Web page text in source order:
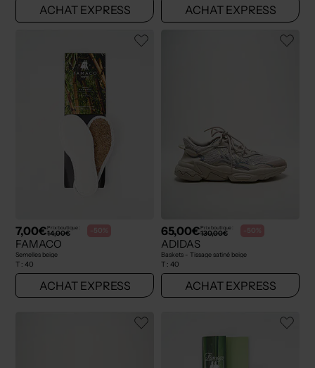
ACHAT EXPRESS ACHAT EXPRESS
7,00€Prix boutique :
14,00€ -50%
FAMACO
Semelles beige
T : 40
ACHAT EXPRESS
65,00€Prix boutique :
130,00€ -50%
ADIDAS
Baskets - Tissage satiné beige
T : 40
ACHAT EXPRESS